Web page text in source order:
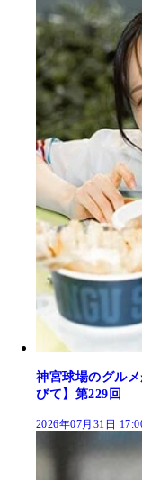
神宮球場のグル
びて】第229回
2026年07月31日